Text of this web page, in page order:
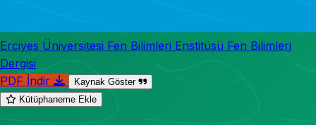
Erciyes Üniversitesi Fen Bilimleri Enstitüsü Fen Bilimleri
Dergisi
PDF İndir
Kaynak Göster
Kütüphaneme Ekle